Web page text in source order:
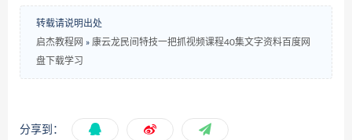
转载请说明出处
启杰教程网 » 康云龙民间特技一把抓视频课程40集文字资料百度网
盘下载学习
分享到：